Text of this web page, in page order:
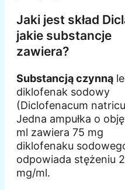
Jaki jest skład
jakie substancje
zawiera?
Substancją czynną
diklofenak sodowy
(Diclofenacum
Jedna ampułka o
ml zawiera 75 mg
diklofenaku
odpowiada stężeniu
mg/ml.